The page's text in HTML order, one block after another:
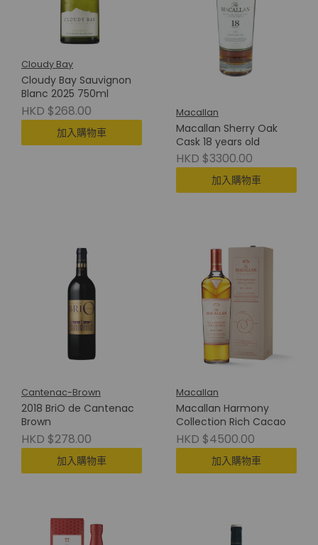
Cloudy Bay
Cloudy Bay Sauvignon
Blanc 2025 750ml
HKD $268.00
加入購物車
Macallan
Macallan Sherry Oak
Cask 18 years old
HKD $3300.00
加入購物車
Cantenac-Brown
2018 BriO de Cantenac
Brown
HKD $278.00
加入購物車
Macallan
Macallan Harmony
Collection Rich Cacao
HKD $4500.00
加入購物車